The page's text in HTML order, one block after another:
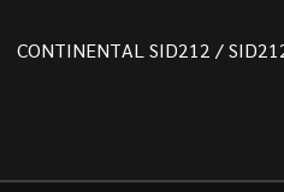
CONTINENTAL SID21 2 / SID21